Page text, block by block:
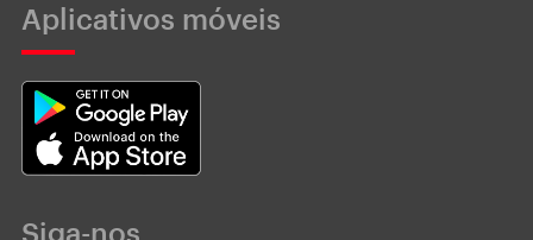
Aplicativos móveis
Siga-nos